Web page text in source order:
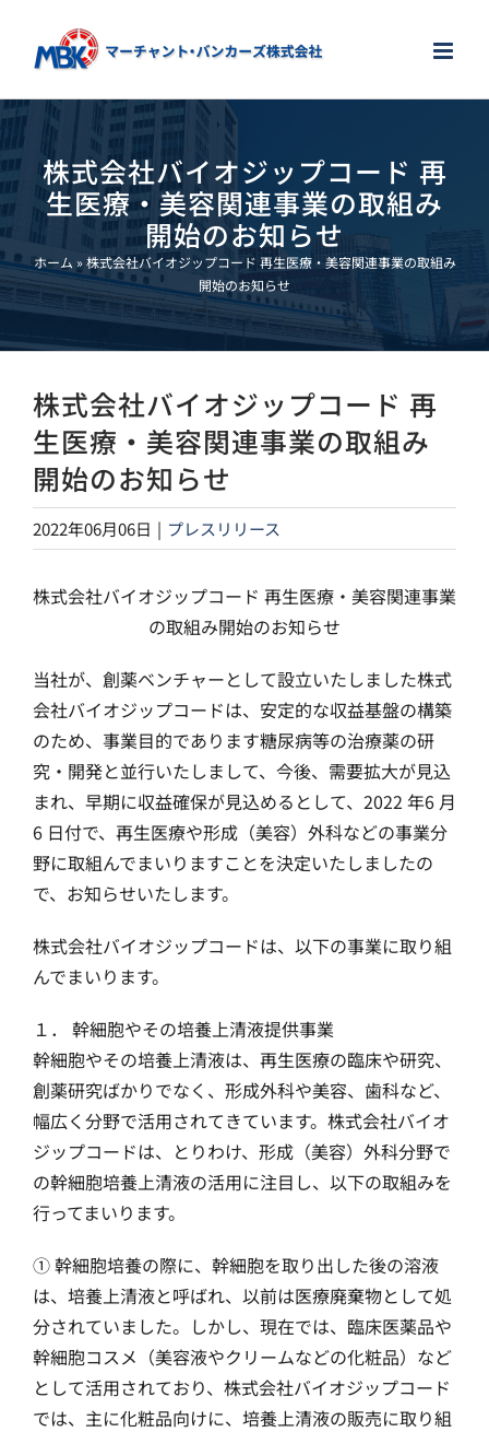
content
株式会社バイオジップコード 再
生医療・美容関連事業の取組み
開始のお知らせ
ホーム »株式会社バイオジップコード 再生医療・美容関連事業の取組み
開始のお知らせ
株式会社バイオジップコード 再
生医療・美容関連事業の取組み
開始のお知らせ
2022年06月06日 | プレスリリース
株式会社バイオジップコード 再生医療・美容関連事業
の取組み開始のお知らせ
当社が、創薬ベンチャーとして設立いたしました株式
会社バイオジップコードは、安定的な収益基盤の構築
のため、事業目的であります糖尿病等の治療薬の研
究・開発と並行いたしまして、今後、需要拡大が見込
まれ、早期に収益確保が見込めるとして、2022 年6 月
6 日付で、再生医療や形成（美容）外科などの事業分
野に取組んでまいりますことを決定いたしましたの
で、お知らせいたします。
株式会社バイオジップコードは、以下の事業に取り組
んでまいります。
１． 幹細胞やその培養上清液提供事業
幹細胞やその培養上清液は、再生医療の臨床や研究、
創薬研究ばかりでなく、形成外科や美容、歯科など、
幅広く分野で活用されてきています。株式会社バイオ
ジップコードは、とりわけ、形成（美容）外科分野で
の幹細胞培養上清液の活用に注目し、以下の取組みを
行ってまいります。
① 幹細胞培養の際に、幹細胞を取り出した後の溶液
は、培養上清液と呼ばれ、以前は医療廃棄物として処
分されていました。しかし、現在では、臨床医薬品や
幹細胞コスメ（美容液やクリームなどの化粧品）など
として活用されており、株式会社バイオジップコード
では、主に化粧品向けに、培養上清液の販売に取り組